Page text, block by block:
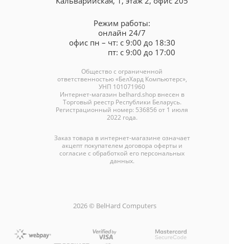
Режим работы:
онлайн 24/7
офис пн – чт: с 9:00 до 18:30
пт: с 9:00 до 17:00
Общество с ограниченной
ответственностью «БелХард Компьютерс»,
УНП 101071960
Интернет-магазин belhard.shopвнесен в
Торговый реестр Республики Беларусь.
Регистрационный номер: 536856 от 1 июля
2022 года.
Заказ товара в интернет-магазине означает
акцепт покупателем договора оферты и
согласие с обработкой его персональных
данных.
2026 © BelHard Computers